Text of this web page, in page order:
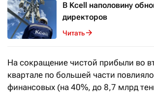
В Kcell наполовину
директоров
Читать
На сокращение чистой прибыли во
квартале по большей части
финансовых (на 40%, до 8,7 млрд